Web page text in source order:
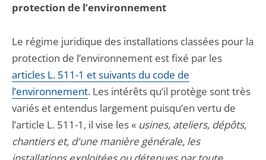
protection de l’environnement
Le régime juridique des installations classées pour la
protection de l’environnement est fixé par les
articles L. 511-1 et suivants du code de
l’environnement. Les intérêts qu’il protège sont très
variés et entendus largement puisqu’en vertu de
l’article L. 511-1, il vise les « usines, ateliers, dépôts,
chantiers et, d'une manière générale, les